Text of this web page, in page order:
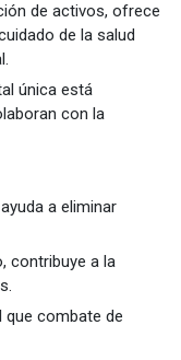
de activos, ofrece
de la salud
única está
con la
a eliminar
contribuye a la
que combate de